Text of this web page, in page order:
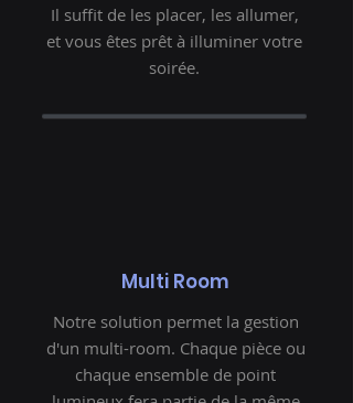
Il suffit de les placer, les allumer,
et vous êtes prêt à illuminer votre
soirée.
Multi Room
Notre solution permet la gestion
d'un multi-room. Chaque pièce ou
chaque ensemble de point